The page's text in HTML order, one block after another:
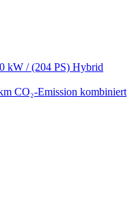
kW / (204 PS) Hybrid
CO₂-Emission kombiniert